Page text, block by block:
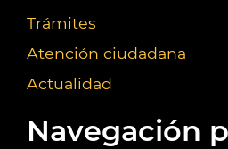
Trámites
Atención ciudadana
Actualidad
Navegación